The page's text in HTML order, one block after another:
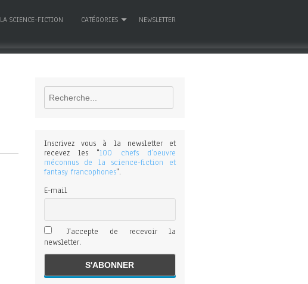
LA SCIENCE-FICTION CATÉGORIES NEWSLETTER
Rechercher
Inscrivez vous à la newsletter et
recevez les "100 chefs d'oeuvre
méconnus de la science-fiction et
fantasy francophones".
E-mail
J'accepte de recevoir la
newsletter.